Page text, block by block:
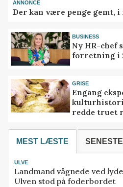
ANNONCE
Der kan være penge gemt,
BUSINESS
Ny HR-chef
forretning i
GRISE
Engang
redde truet
MEST LÆSTE
ULVE
Landmand vågnede ved
Ulven stod på foderbordet